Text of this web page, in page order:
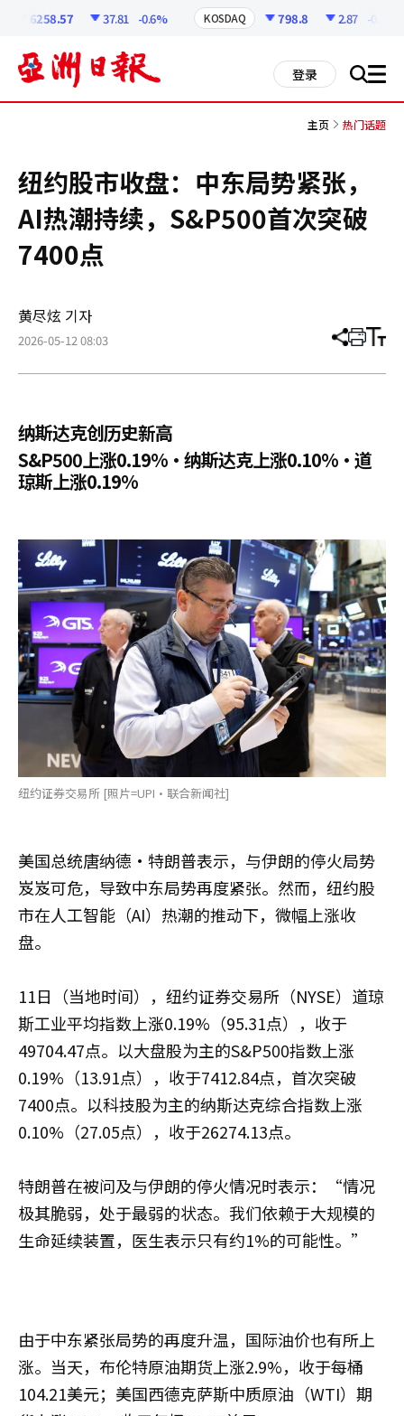
6258.57 37.81 -0.6% KOSDAQ 798.8 2.87 -0.36%
登录 搜 all
主页 热门话题
纽约股市收盘：中东局势紧张，
AI热潮持续，S&P500首次突破
7400点
黄尽炫 기자
2026-05-12 08:03 分
章
打 调
小
纳斯达克创历史新高
S&P500上涨0.19%·纳斯达克上涨0.10%·道
琼斯上涨0.19%
纽约证券交易所 [照片=UPI·联合新闻社]
美国总统唐纳德·特朗普表示，与伊朗的停火局势
岌岌可危，导致中东局势再度紧张。然而，纽约股
市在人工智能（AI）热潮的推动下，微幅上涨收
盘。
11日（当地时间），纽约证券交易所（NYSE）道琼
斯工业平均指数上涨0.19%（95.31点），收于
49704.47点。以大盘股为主的S&P500指数上涨
0.19%（13.91点），收于7412.84点，首次突破
7400点。以科技股为主的纳斯达克综合指数上涨
0.10%（27.05点），收于26274.13点。
特朗普在被问及与伊朗的停火情况时表示：“情况
极其脆弱，处于最弱的状态。我们依赖于大规模的
生命延续装置，医生表示只有约1%的可能性。”
由于中东紧张局势的再度升温，国际油价也有所上
涨。当天，布伦特原油期货上涨2.9%，收于每桶
104.21美元；美国西德克萨斯中质原油（WTI）期